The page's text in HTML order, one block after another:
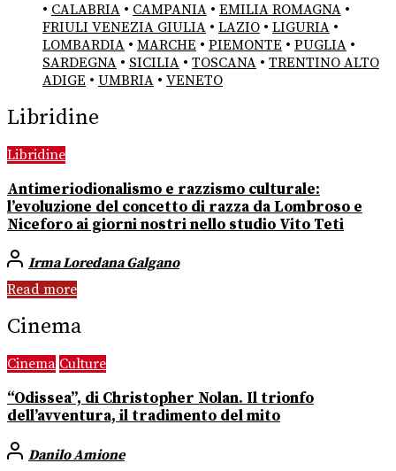
• CALABRIA • CAMPANIA • EMILIA ROMAGNA •
FRIULI VENEZIA GIULIA • LAZIO • LIGURIA •
LOMBARDIA • MARCHE • PIEMONTE • PUGLIA •
SARDEGNA • SICILIA • TOSCANA • TRENTINO ALTO
ADIGE • UMBRIA • VENETO
Libridine
Libridine
Antimeriodionalismo e razzismo culturale:
l’evoluzione del concetto di razza da Lombroso e
Niceforo ai giorni nostri nello studio Vito Teti
Irma Loredana Galgano
Read more
Cinema
Cinema Culture
“Odissea”, di Christopher Nolan. Il trionfo
dell’avventura, il tradimento del mito
Danilo Amione